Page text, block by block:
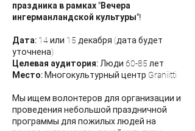
праздника в рамках "Вечера
ингерманландской культуры"!
Дата: 14 или 15 декабря (дата будет
уточнена)
Целевая аудитория: Люди 60-85 лет
Место: Многокультурный центр Graniitti
Мы ищем волонтеров для организации и
проведения небольшой праздничной
программы для пожилых людей на